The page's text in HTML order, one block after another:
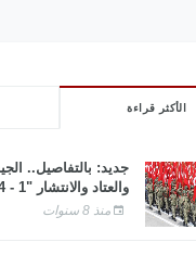
الأكثر قراءة
جديد: بالتفاصيل..
والعتاد والانتشار "1 - 4"
منذ 8 سنوات